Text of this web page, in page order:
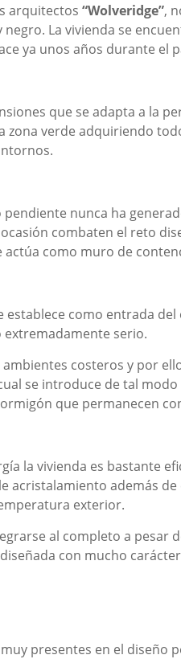
arquitectos “Wolveridge”,
La vivienda se
ya unos años durante el
que se adapta a la
zona verde adquiriendo
nunca ha
ocasión combaten el reto
actúa como muro de
establece como entrada
serio.
ambientes costeros y por
se introduce de tal
que permanecen
la vivienda es bastante
acristalamiento además
exterior.
al completo a pesar
con mucho
presentes en el diseño